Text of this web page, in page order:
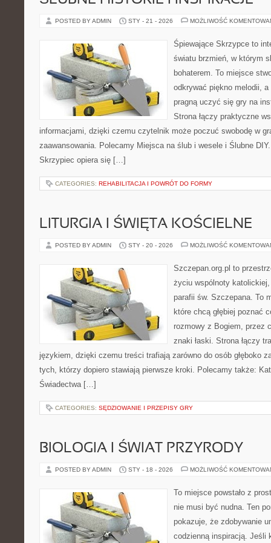
POSTED BY ADMIN STY - 21 - 2026 MOŻLIWOŚĆ
Śpiewające Skrzypce to
światu brzmień, w którym
bohaterem. To miejsce
odkrywać piękno melodii,
pragną uczyć się gry na
Strona łączy praktyczne
informacjami, dzięki czemu czytelnik może poczuć swobodę w
zaawansowania. Polecamy Miejsca na ślub i wesele i Ślubne
Skrzypiec opiera się […]
CATEGORIES: REHABILITACJA I POWRÓT DO FORMY
LITURGIA I ŚWIĘTA KOŚCIELNE
POSTED BY ADMIN STY - 20 - 2026 MOŻLIWOŚĆ
Szczepan.org.pl to
życiu wspólnoty
parafii św. Szczepana. To
które chcą głębiej poznać
rozmowy z Bogiem, przez
znaki łaski. Strona łączy
językiem, dzięki czemu treści trafiają zarówno do osób głęboko
tych, którzy dopiero stawiają pierwsze kroki. Polecamy także:
Świadectwa […]
CATEGORIES: SĘDZIOWANIE I PRZEPISY GRY
BIOLOGIA I ŚWIAT PRZYRODY
POSTED BY ADMIN STY - 18 - 2026 MOŻLIWOŚĆ
To miejsce powstało z
nie musi być nudna. Ten
pokazuje, że zdobywanie
codzienną inspiracją. Jeśli